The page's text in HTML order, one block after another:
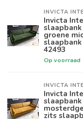
INVICTA
Invicta
slaapbank
groene
42493
Op voorraad
INVICTA
Invicta
slaapbank
zits